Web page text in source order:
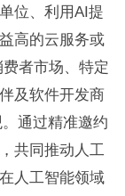
位、利用AI提
高的云服务或
者市场、特定
及软件开发商
通过精准邀约
共同推动人工
人工智能领域